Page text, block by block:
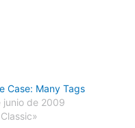
Case: Many Tags
junio de 2009